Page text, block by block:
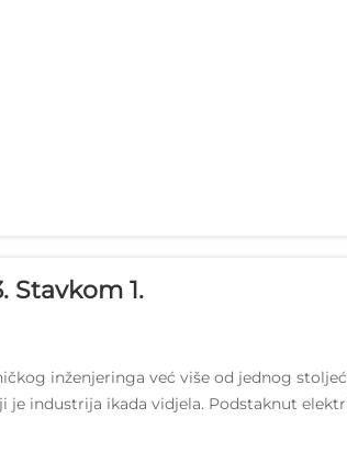
Stavkom 1.
inženjeringa već više od jednog
je industrija ikada vidjela. Podstaknut